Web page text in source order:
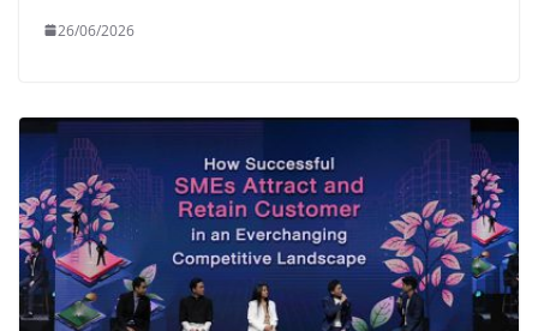
26/06/2026